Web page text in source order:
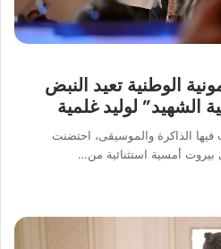
الوطنية تعيد النبض
الشهيد” لوليد غلمية
الذاكرة والموسيقى، احتضنت
بيروت أمسية استثنائية من…